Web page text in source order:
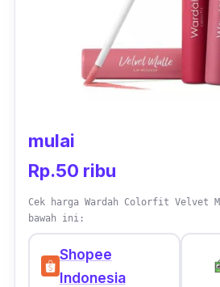
mulai
Rp.50 ribu
Cek harga Wardah Colorfit Velvet
bawah ini:
Shopee
Indonesia